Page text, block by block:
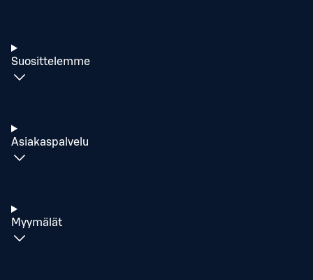
Suosittelemme
Asiakaspalvelu
Myymälät